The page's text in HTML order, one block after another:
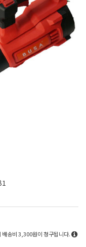
송비 3,300원이 청구됩니다.